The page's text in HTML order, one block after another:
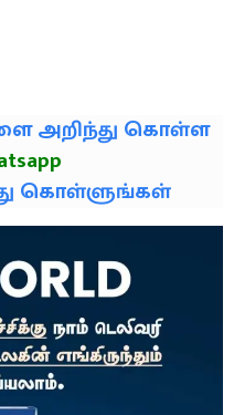
அறிந்து கொள்ள
கொள்ளுங்கள்